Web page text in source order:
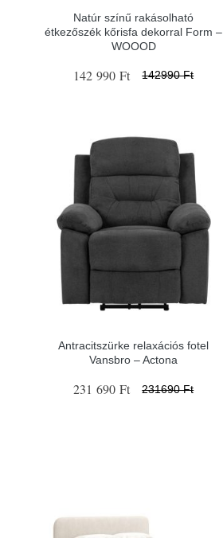
Natúr színű rakásolható
étkezőszék kőrisfa dekorral Form –
WOOOD
142 990 Ft 142990 Ft
Antracitszürke relaxációs fotel
Vansbro – Actona
231 690 Ft 231690 Ft